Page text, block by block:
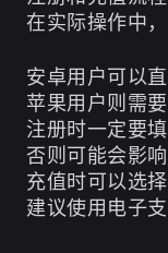
在实际操作中
安卓用户可以
苹果用户则需
注册时一定要
否则可能会影
充值时可以选
建议使用电子